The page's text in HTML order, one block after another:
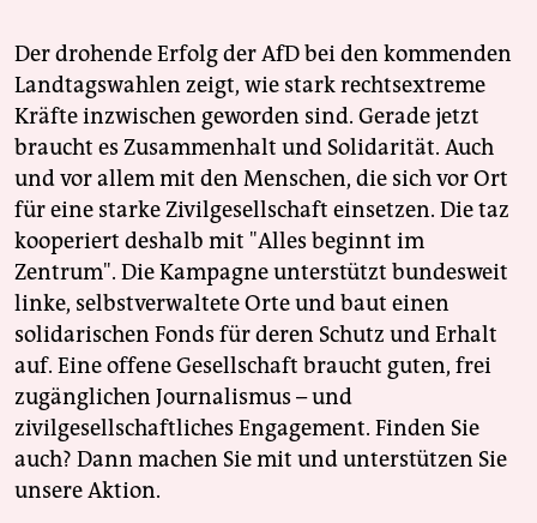
Der drohende Erfolg der AfD bei den kommenden
Landtagswahlen zeigt, wie stark rechtsextreme
Kräfte inzwischen geworden sind. Gerade jetzt
braucht es Zusammenhalt und Solidarität. Auch
und vor allem mit den Menschen, die sich vor Ort
für eine starke Zivilgesellschaft einsetzen. Die taz
kooperiert deshalb mit "Alles beginnt im
Zentrum". Die Kampagne unterstützt bundesweit
linke, selbstverwaltete Orte und baut einen
solidarischen Fonds für deren Schutz und Erhalt
auf. Eine offene Gesellschaft braucht guten, frei
zugänglichen Journalismus – und
zivilgesellschaftliches Engagement. Finden Sie
auch? Dann machen Sie mit und unterstützen Sie
unsere Aktion.